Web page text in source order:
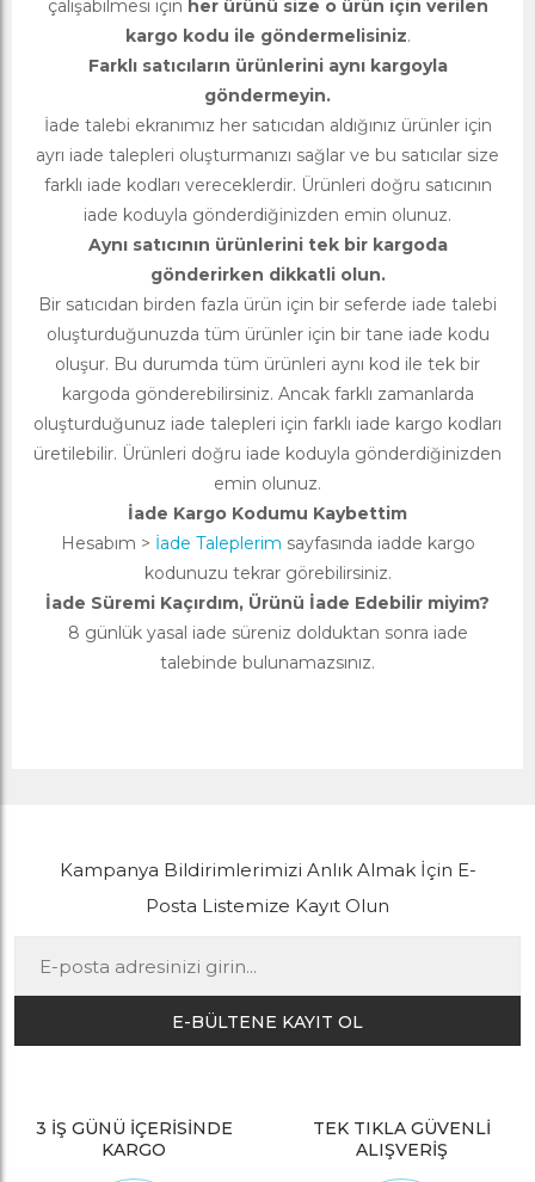
çalışabilmesi için her ürünü size o ürün için verilen
kargo kodu ile göndermelisiniz.
Farklı satıcıların ürünlerini aynı kargoyla
göndermeyin.
İade talebi ekranımız her satıcıdan aldığınız ürünler için
ayrı iade talepleri oluşturmanızı sağlar ve bu satıcılar size
farklı iade kodları vereceklerdir. Ürünleri doğru satıcının
iade koduyla gönderdiğinizden emin olunuz.
Aynı satıcının ürünlerini tek bir kargoda
gönderirken dikkatli olun.
Bir satıcıdan birden fazla ürün için bir seferde iade talebi
oluşturduğunuzda tüm ürünler için bir tane iade kodu
oluşur. Bu durumda tüm ürünleri aynı kod ile tek bir
kargoda gönderebilirsiniz. Ancak farklı zamanlarda
oluşturduğunuz iade talepleri için farklı iade kargo kodları
üretilebilir. Ürünleri doğru iade koduyla gönderdiğinizden
emin olunuz.
İade Kargo Kodumu Kaybettim
Hesabım > İade Taleplerim sayfasında iadde kargo
kodunuzu tekrar görebilirsiniz.
İade Süremi Kaçırdım, Ürünü İade Edebilir miyim?
8 günlük yasal iade süreniz dolduktan sonra iade
talebinde bulunamazsınız.
Kampanya Bildirimlerimizi Anlık Almak İçin E-
Posta Listemize Kayıt Olun
E-BÜLTENE KAYIT OL
3 İŞ GÜNÜ İÇERİSİNDE
KARGO
TEK TIKLA GÜVENLİ
ALIŞVERİŞ